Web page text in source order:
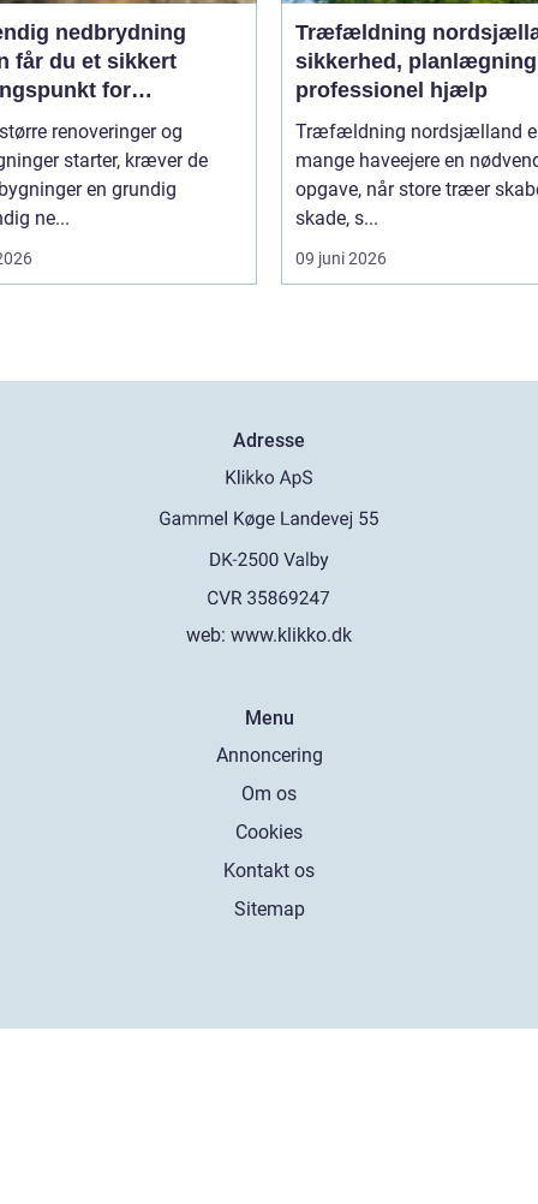
nedbrydning
får du et sikkert
for
renoveringer og
starter, kræver de
en grundig
ne...
Træfældning
sikkerhed,
professionel hjælp
Træfældning nordsjælland
mange haveejere en
opgave, når store træer
skade, s...
09 juni 2026
Adresse
web: www.klikko.dk
Menu
Annoncering
Om os
Cookies
Kontakt os
Sitemap